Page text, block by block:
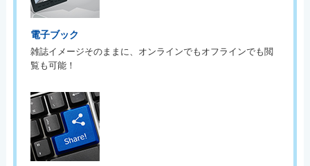
電子ブック
雑誌イメージそのままに、オンラインでもオフラインでも閲
覧も可能！